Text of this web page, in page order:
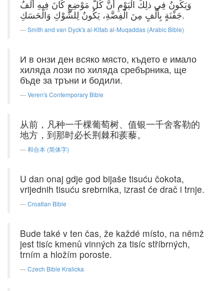
وَيَكُونُ فِي ذلِكَ الْيَوْمِ أَنَّ كُلَّ مَوْضِعٍ كَانَ فِيهِ أَلْفُ
جَفْنَةٍ بِأَلْفٍ مِنَ الْفِضَّةِ، يَكُونُ لِلشَّوْكِ وَالْحَسَكِ.
Smith and van Dyck's al-Kitab al-Muqaddas (Arabic Bible)
И в онзи ден всяко място, където е имало
хиляда лози по хиляда сребърника, ще
бъде за тръни и бодили.
Veren's Contemporary Bible
从前，凡种一千棵葡萄树、值银一千舍客勒的
地方，到那时必长荆棘和蒺藜。
和合本 (简体字)
U dan onaj gdje god bijaše tisuću čokota,
vrijednih tisuću srebrnika, izrast će drač i trnje.
Croatian Bible
Bude také v ten čas, že každé místo, na němž
jest tisíc kmenů vinných za tisíc stříbrných,
trním a hložím poroste.
Czech Bible Kralicka